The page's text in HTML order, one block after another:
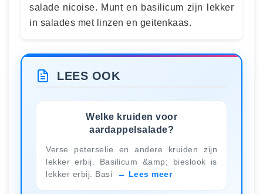
salade nicoise. Munt en basilicum zijn lekker
in salades met linzen en geitenkaas.
LEES OOK
Welke kruiden voor
aardappelsalade?
Verse peterselie en andere kruiden zijn
lekker erbij. Basilicum &amp; bieslook is
lekker erbij. Basi
Lees meer